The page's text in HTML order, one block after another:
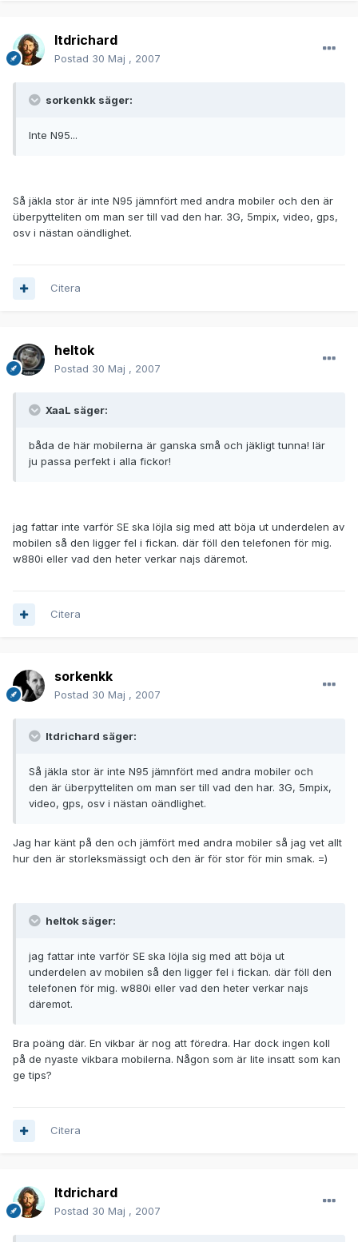
ltdrichard
Postad 30 Maj , 2007
sorkenkk säger:
Inte N95...
Så jäkla stor är inte N95 jämnfört med andra mobiler och den är
überpytteliten om man ser till vad den har. 3G, 5mpix, video, gps,
osv i nästan oändlighet.
Citera
heltok
Postad 30 Maj , 2007
XaaL säger:
båda de här mobilerna är ganska små och jäkligt tunna! lär
ju passa perfekt i alla fickor!
jag fattar inte varför SE ska löjla sig med att böja ut underdelen av
mobilen så den ligger fel i fickan. där föll den telefonen för mig.
w880i eller vad den heter verkar najs däremot.
Citera
sorkenkk
Postad 30 Maj , 2007
ltdrichard säger:
Så jäkla stor är inte N95 jämnfört med andra mobiler och
den är überpytteliten om man ser till vad den har. 3G, 5mpix,
video, gps, osv i nästan oändlighet.
Jag har känt på den och jämfört med andra mobiler så jag vet allt
hur den är storleksmässigt och den är för stor för min smak. =)
heltok säger:
jag fattar inte varför SE ska löjla sig med att böja ut
underdelen av mobilen så den ligger fel i fickan. där föll den
telefonen för mig. w880i eller vad den heter verkar najs
däremot.
Bra poäng där. En vikbar är nog att föredra. Har dock ingen koll
på de nyaste vikbara mobilerna. Någon som är lite insatt som kan
ge tips?
Citera
ltdrichard
Postad 30 Maj , 2007